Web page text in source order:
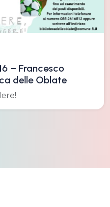
– Francesco
delle Oblate